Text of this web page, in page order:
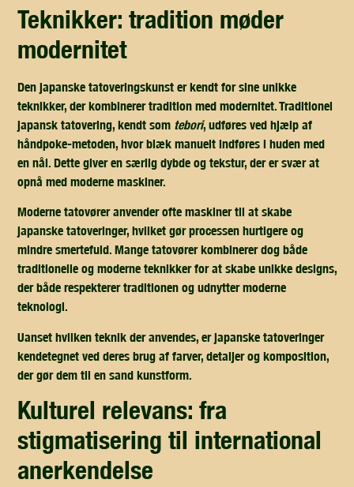
teknikker: tradition møder
modernitet
Den japanske tatoveringskunst er kendt for sine unikke
teknikker, der kombinerer tradition med modernitet. Traditionel
japansk tatovering, kendt som tebori, udføres ved hjælp af
håndpoke-metoden, hvor blæk manuelt indføres i huden med
en nål. Dette giver en særlig dybde og tekstur, der er svær at
opnå med moderne maskiner.
Moderne tatovører anvender ofte maskiner til at skabe
japanske tatoveringer, hvilket gør processen hurtigere og
mindre smertefuld. Mange tatovører kombinerer dog både
traditionelle og moderne teknikker for at skabe unikke designs,
der både respekterer traditionen og udnytter moderne
teknologi.
Uanset hvilken teknik der anvendes, er japanske tatoveringer
kendetegnet ved deres brug af farver, detaljer og komposition,
der gør dem til en sand kunstform.
kulturel relevans: fra
stigmatisering til international
anerkendelse